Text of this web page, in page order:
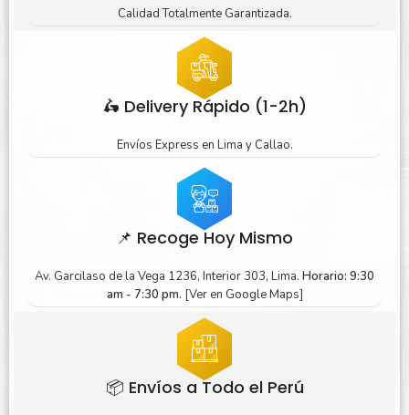
Calidad Totalmente Garantizada.
🛵 Delivery Rápido (1-2h)
Envíos Express en Lima y Callao.
📌 Recoge Hoy Mismo
Av. Garcilaso de la Vega 1236, Interior 303, Lima. Horario: 9:30
am - 7:30 pm. [Ver en Google Maps]
📦 Envíos a Todo el Perú